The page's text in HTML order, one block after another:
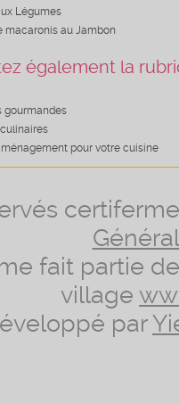
Légumes
macaronis au Jambon
également la
gourmandes
pour votre cuisine
fait partie
village
par